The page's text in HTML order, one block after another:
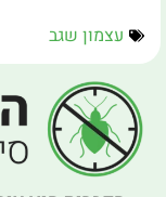
עצמון שגב